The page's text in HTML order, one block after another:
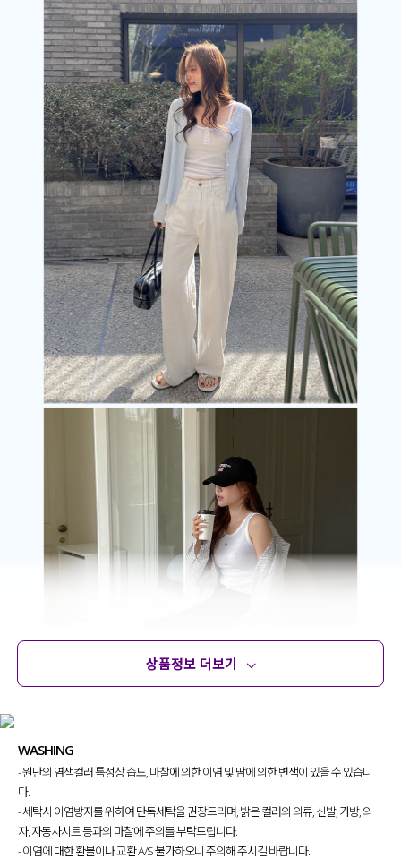
상품정보 더보기
WASHING
- 원단의 염색컬러 특성상 습도, 마찰에 의한 이염 및 땀에 의한 변색이 있을 수 있습니
다.
- 세탁시 이염방지를 위하여 단독세탁을 권장드리며, 밝은 컬러의 의류, 신발, 가방, 의
자, 자동차시트 등과의 마찰에 주의를 부탁드립니다.
- 이염에 대한 환불이나 교환 A/S 불가하오니 주의해 주시길 바랍니다.